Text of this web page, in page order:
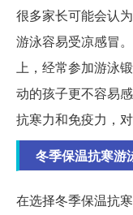
很多家长可能会认
游泳容易受凉感冒
上，经常参加游泳
动的孩子更不容易
抗寒力和免疫力，
冬季保温抗寒游
在选择冬季保温抗